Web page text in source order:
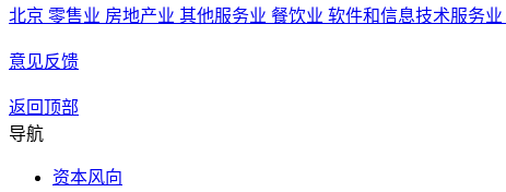
北京 零售业 房地产业 其他服务业 餐饮业 软件和信息技术服务业
意见反馈
返回顶部
导航
资本风向